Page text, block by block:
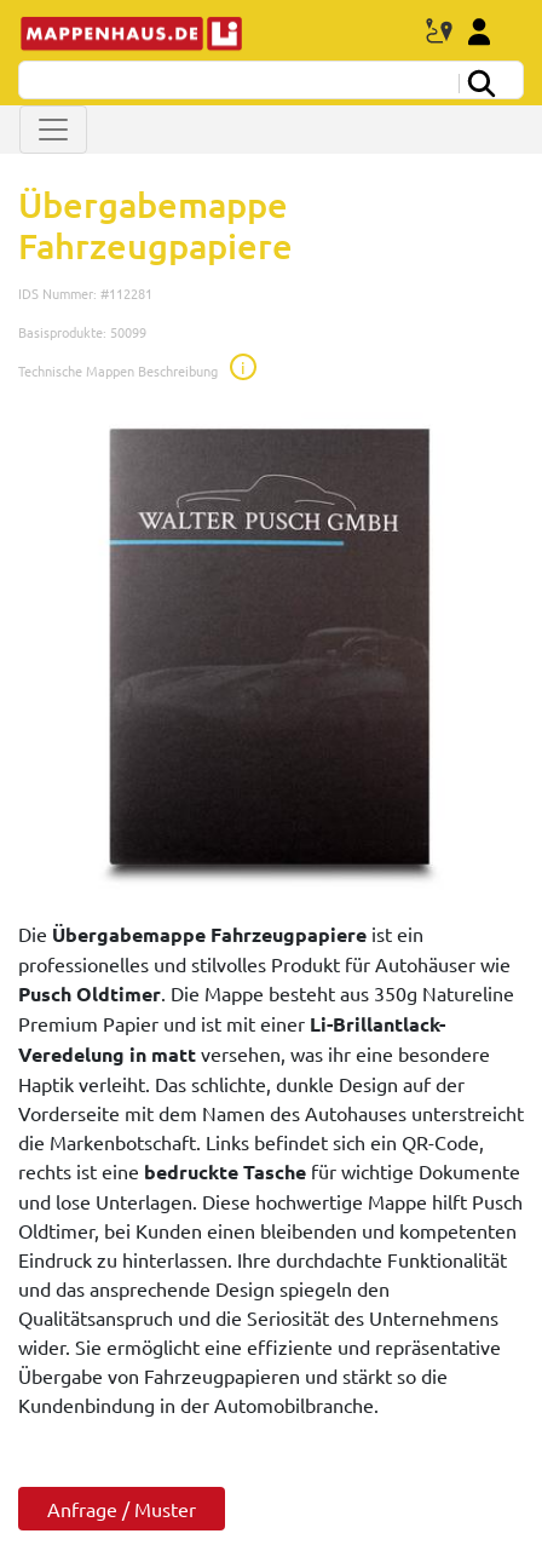
Übergabemappe
Fahrzeugpapiere
IDS Nummer: #112281
Basisprodukte: 50099
Technische Mappen Beschreibung
i
Die Übergabemappe Fahrzeugpapiere ist ein
professionelles und stilvolles Produkt für Autohäuser wie
Pusch Oldtimer . Die Mappe besteht aus 350g Natureline
Premium Papier und ist mit einer Li-Brillantlack-
Veredelung in matt versehen, was ihr eine besondere
Haptik verleiht. Das schlichte, dunkle Design auf der
Vorderseite mit dem Namen des Autohauses unterstreicht
die Markenbotschaft. Links befindet sich ein QR-Code,
rechts ist eine bedruckte Tasche für wichtige Dokumente
und lose Unterlagen. Diese hochwertige Mappe hilft Pusch
Oldtimer, bei Kunden einen bleibenden und kompetenten
Eindruck zu hinterlassen. Ihre durchdachte Funktionalität
und das ansprechende Design spiegeln den
Qualitätsanspruch und die Seriosität des Unternehmens
wider. Sie ermöglicht eine effiziente und repräsentative
Übergabe von Fahrzeugpapieren und stärkt so die
Kundenbindung in der Automobilbranche.
Anfrage / Muster